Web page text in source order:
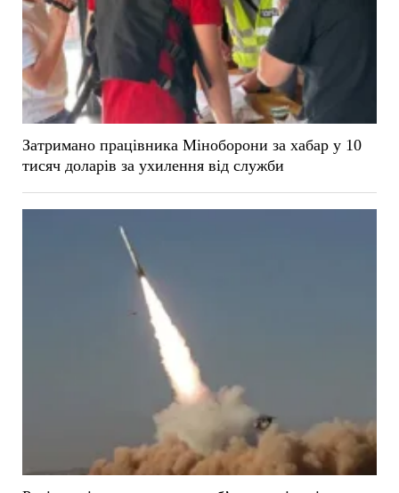
Затримано працівника Міноборони за хабар у 10
тисяч доларів за ухилення від служби